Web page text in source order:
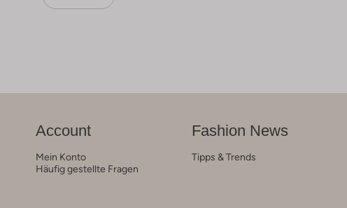
Account
Mein Konto
Häufig gestellte Fragen
Fashion News
Tipps & Trends